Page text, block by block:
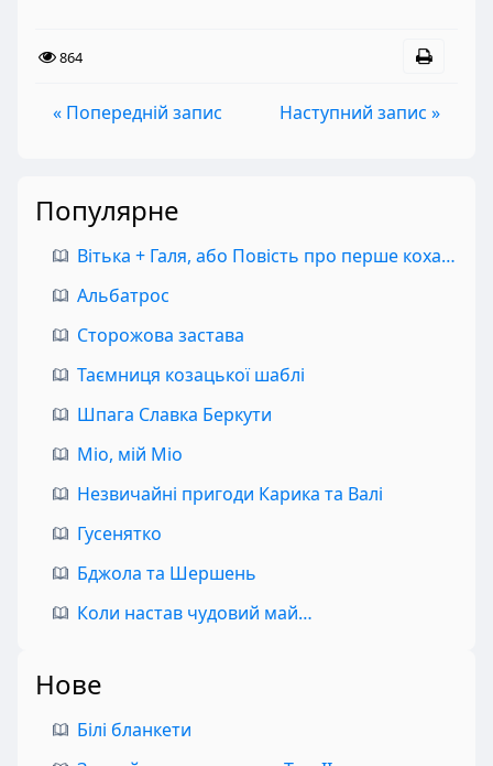
864
« Попередній запис Наступний запис »
Популярне
Вітька + Галя, або Повість про перше кохання
Альбатрос
Сторожова застава
Таємниця козацької шаблі
Шпага Славка Беркути
Міо, мій Міо
Незвичайні пригоди Карика та Валі
Гусенятко
Бджола та Шершень
Коли настав чудовий май…
Нове
Білі бланкети